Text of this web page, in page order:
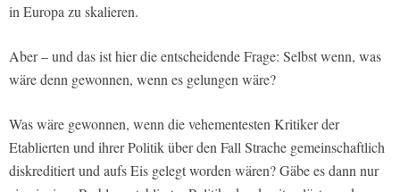
in Europa zu skalieren.
Aber – und das ist hier die entscheidende Frage: Selbst wenn, was
wäre denn gewonnen, wenn es gelungen wäre?
Was wäre gewonnen, wenn die vehementesten Kritiker der
Etablierten und ihrer Politik über den Fall Strache gemeinschaftlich
diskreditiert und aufs Eis gelegt worden wären? Gäbe es dann nur